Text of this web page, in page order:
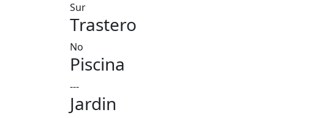
Sur
Trastero
No
Piscina
---
Jardin